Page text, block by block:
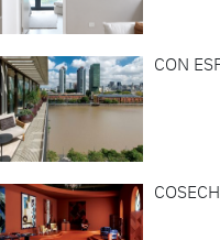
CON